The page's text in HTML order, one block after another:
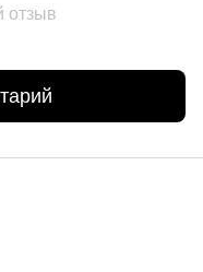
отзыв